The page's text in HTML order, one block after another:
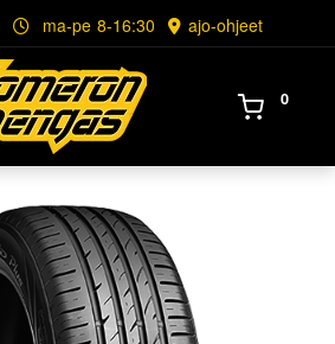
ma-pe 8-16:30 ajo-ohjeet
0